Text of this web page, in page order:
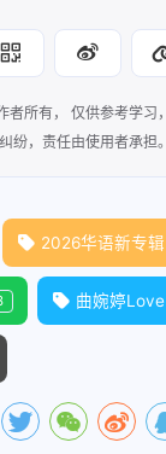
者所有， 仅供参考学习
纷，责任由使用者承担。
2026华语新专辑
曲婉婷